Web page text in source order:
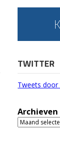
TWITTER
Tweets door
Archieven
Archieven